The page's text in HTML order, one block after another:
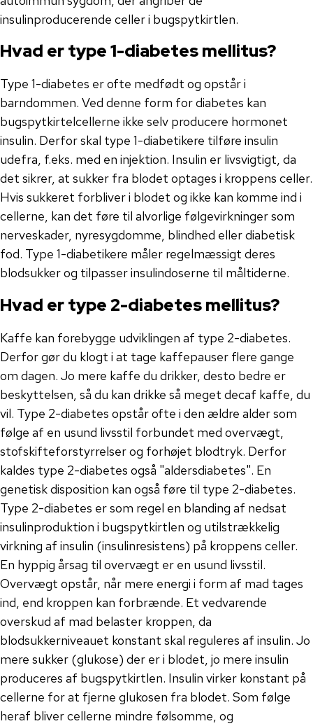
insulinproducerende celler i bugspytkirtlen.
Hvad er type 1-diabetes mellitus?
Type 1-diabetes er ofte medfødt og opstår i
barndommen. Ved denne form for diabetes kan
bugspytkirtelcellerne ikke selv producere hormonet
insulin. Derfor skal type 1-diabetikere tilføre insulin
udefra, f.eks. med en injektion. Insulin er livsvigtigt, da
det sikrer, at sukker fra blodet optages i kroppens celler.
Hvis sukkeret forbliver i blodet og ikke kan komme ind i
cellerne, kan det føre til alvorlige følgevirkninger som
nerveskader, nyresygdomme, blindhed eller diabetisk
fod. Type 1-diabetikere måler regelmæssigt deres
blodsukker og tilpasser insulindoserne til måltiderne.
Hvad er type 2-diabetes mellitus?
Kaffe kan forebygge udviklingen af type 2-diabetes.
Derfor gør du klogt i at tage kaffepauser flere gange
om dagen. Jo mere kaffe du drikker, desto bedre er
beskyttelsen, så du kan drikke så meget decaf kaffe, du
vil. Type 2-diabetes opstår ofte i den ældre alder som
følge af en usund livsstil forbundet med overvægt,
stofskifteforstyrrelser og forhøjet blodtryk. Derfor
kaldes type 2-diabetes også "aldersdiabetes". En
genetisk disposition kan også føre til type 2-diabetes.
Type 2-diabetes er som regel en blanding af nedsat
insulinproduktion i bugspytkirtlen og utilstrækkelig
virkning af insulin (insulinresistens) på kroppens celler.
En hyppig årsag til overvægt er en usund livsstil.
Overvægt opstår, når mere energi i form af mad tages
ind, end kroppen kan forbrænde. Et vedvarende
overskud af mad belaster kroppen, da
blodsukkerniveauet konstant skal reguleres af insulin. Jo
mere sukker (glukose) der er i blodet, jo mere insulin
produceres af bugspytkirtlen. Insulin virker konstant på
cellerne for at fjerne glukosen fra blodet. Som følge
heraf bliver cellerne mindre følsomme, og